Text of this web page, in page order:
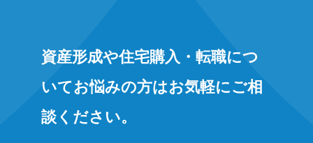
資産形成や住宅購入・転職につ
いてお悩みの方はお気軽にご相
談ください。